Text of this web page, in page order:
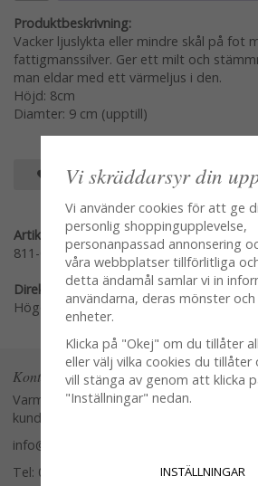
Produktbeskrivning:
Vacker ljuslykta eller mindre skål på fot
fattigmanssilver. Ger ett milt och
man eldar med ett värmeljus i den.
Höjd: 8cm
Diamter: 9 cm (upptill)
SPARA SOM FAVORIT
Artikelnummer:
811-002-00
Direktlänk:
Högerklicka och kopiera adressen
Kontakta oss
Varmt välkommen att kontakta vår
kundtjänst.
info@glasverandan.se
Tel: 079-3495968
Vi skräddarsyr din
Vi använder cookies för att ge
personlig shoppingupplevelse,
personanpassad annonsering
våra webbplatser tillförlitliga
detta ändamål samlar vi in
användarna, deras mönster och
enheter.
Klicka på "Okej" om du tillåter
eller välj vilka cookies du tillåter
vill stänga av genom att klicka
"Inställningar" nedan.
INSTÄLLNINGAR